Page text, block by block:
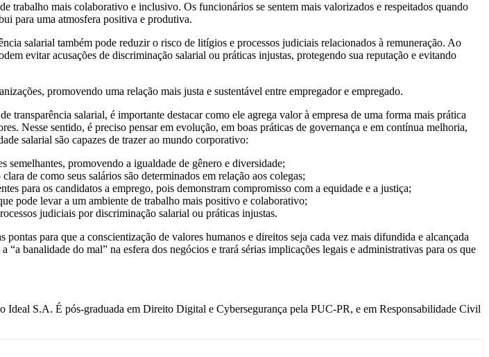
trabalho mais colaborativo e inclusivo. Os funcionários se sentem mais valorizados e respeitados quando
para uma atmosfera positiva e produtiva.
salarial também pode reduzir o risco de litígios e processos judiciais relacionados à remuneração. Ao
evitar acusações de discriminação salarial ou práticas injustas, protegendo sua reputação e evitando
promovendo uma relação mais justa e sustentável entre empregador e empregado.
salarial, é importante destacar como ele agrega valor à empresa de uma forma mais prática
Nesse sentido, é preciso pensar em evolução, em boas práticas de governança e em contínua melhoria,
salarial são capazes de trazer ao mundo corporativo:
promovendo a igualdade de gênero e diversidade;
de como seus salários são determinados em relação aos colegas;
para os candidatos a emprego, pois demonstram compromisso com a equidade e a justiça;
pode levar a um ambiente de trabalho mais positivo e colaborativo;
judiciais por discriminação salarial ou práticas injustas.
para que a conscientização de valores humanos e direitos seja cada vez mais difundida e alcançada
banalidade do mal” na esfera dos negócios e trará sérias implicações legais e administrativas para os que
Ideal S.A. É pós-graduada em Direito Digital e Cybersegurança pela PUC-PR, e em Responsabilidade Civil